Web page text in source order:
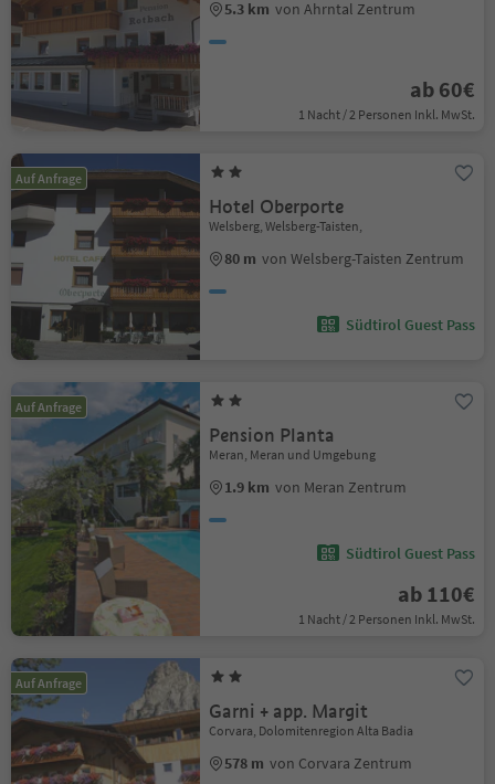
5.3 km von Ahrntal Zentrum
ab 60€
1 Nacht / 2 Personen Inkl. MwSt.
Auf Anfrage
Hotel Oberporte
Welsberg, Welsberg-Taisten,
80 m von Welsberg-Taisten Zentrum
Südtirol Guest Pass
Auf Anfrage
Pension Planta
Meran, Meran und Umgebung
1.9 km von Meran Zentrum
Südtirol Guest Pass
ab 110€
1 Nacht / 2 Personen Inkl. MwSt.
Auf Anfrage
Garni + app. Margit
Corvara, Dolomitenregion Alta Badia
578 m von Corvara Zentrum